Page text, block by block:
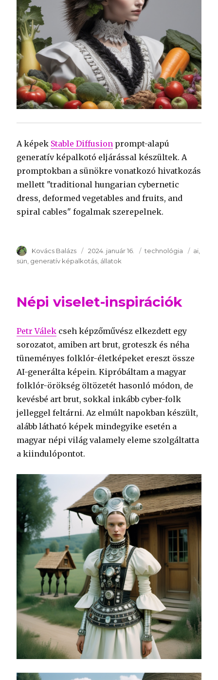
A képek Stable Diffusion prompt-alapú
generatív képalkotó eljárással készültek. A
promptokban a sünökre vonatkozó hivatkozás
mellett "traditional hungarian cybernetic
dress, deformed vegetables and fruits, and
spiral cables" fogalmak szerepelnek.
Szerző
Kovács Balázs Publikálva
2024. január 16. Témakör
technológia
ai
sün generatív képalkotás állatok
Népi viselet-inspirációk
Petr Válek cseh képzőművész elkezdett egy
sorozatot, amiben art brut, groteszk és néha
tüneményes folklór-életképeket ereszt össze
AI-generálta képein. Kipróbáltam a magyar
folklór-örökség öltözetét hasonló módon, de
kevésbé art brut, sokkal inkább cyber-folk
jelleggel feltárni. Az elmúlt napokban készült,
alább látható képek mindegyike esetén a
magyar népi világ valamely eleme szolgáltatta
a kiindulópontot.